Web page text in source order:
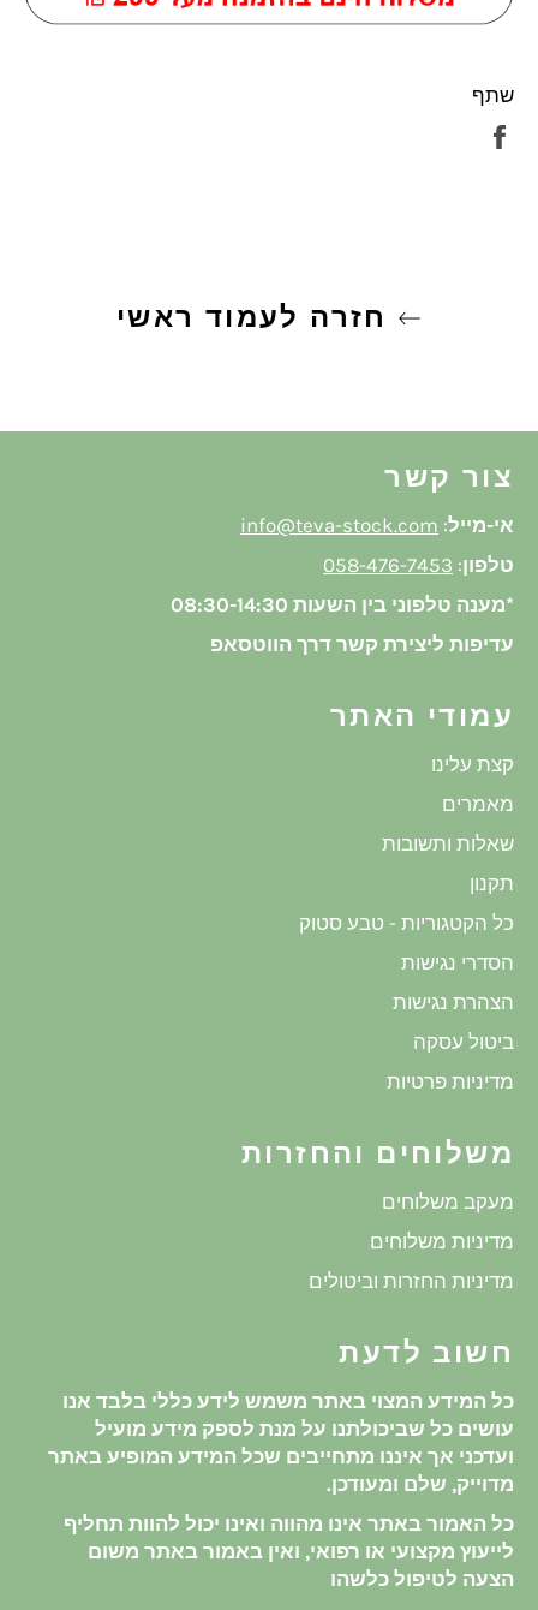
שתף
חזרה לעמוד ראשי
צור קשר
אי-מייל:
info@teva-stock.com
טלפון:
058-476-7453
*מענה טלפוני בין השעות 08:30-14:30
עדיפות ליצירת קשר דרך הווטסאפ
עמודי האתר
קצת עלינו
מאמרים
שאלות ותשובות
תקנון
כל הקטגוריות - טבע סטוק
הסדרי נגישות
הצהרת נגישות
ביטול עסקה
מדיניות פרטיות
משלוחים והחזרות
מעקב משלוחים
מדיניות משלוחים
מדיניות החזרות וביטולים
חשוב לדעת
כל המידע המצוי באתר משמש לידע כללי בלבד אנו
עושים כל שביכולתנו על מנת לספק מידע מועיל
ועדכני אך איננו מתחייבים שכל המידע המופיע באתר
מדוייק, שלם ומעודכן.
כל האמור באתר אינו מהווה ואינו יכול להוות תחליף
לייעוץ מקצועי או רפואי, ואין באמור באתר משום
הצעה לטיפול כלשהו